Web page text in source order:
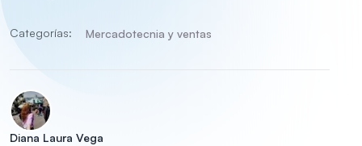
Categorías: Mercadotecnia y ventas
Diana Laura Vega